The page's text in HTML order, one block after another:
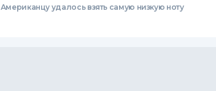
Американцу удалось взять самую низкую ноту